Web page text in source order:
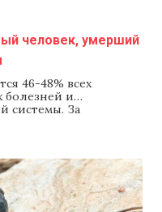
человек, умерший
46-48% всех
болезней и
системы. За
диабетом
около 119 тыс.
диабетом. Такие
Национальное